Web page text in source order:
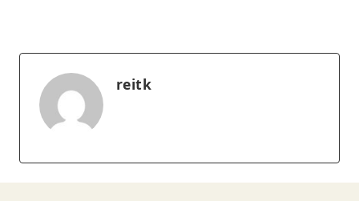
reitk